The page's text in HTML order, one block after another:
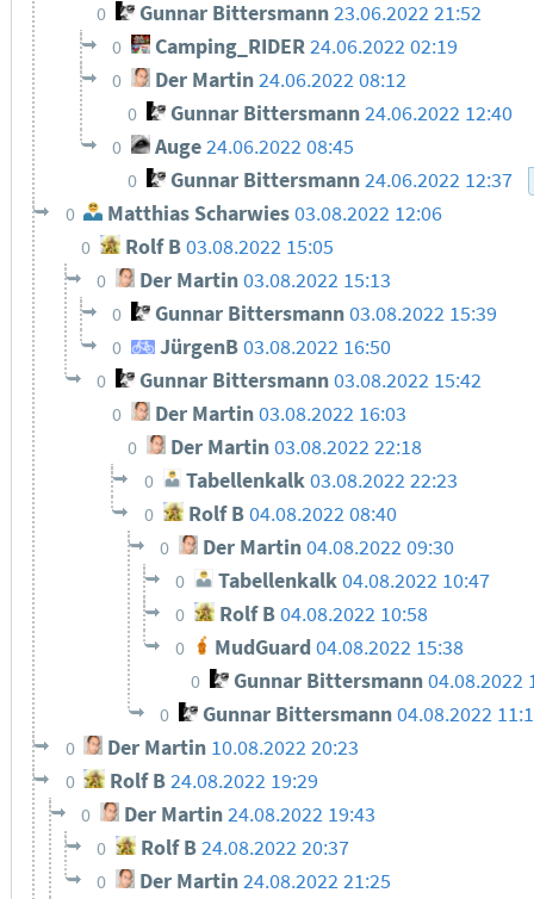
0 Gunnar Bittersmann23.06.2022 21:52
0 Camping_RIDER24.06.2022 02:19
0 Der Martin24.06.2022 08:12
0 Gunnar Bittersmann24.06.2022 12:40
0 Auge24.06.2022 08:45
0 Gunnar Bittersmann24.06.2022 12:37
0 Matthias Scharwies03.08.2022 12:06
0 Rolf B03.08.2022 15:05
0 Der Martin03.08.2022 15:13
0 Gunnar Bittersmann03.08.2022 15:39
0 JürgenB03.08.2022 16:50
0 Gunnar Bittersmann03.08.2022 15:42
0 Der Martin03.08.2022 16:03
0 Der Martin03.08.2022 22:18
0 Tabellenkalk03.08.2022 22:23
0 Rolf B04.08.2022 08:40
0 Der Martin 04.08.2022 09:30
0 Tabellenkalk04.08.2022 10:47
0 Rolf B 04.08.2022 10:58
0 MudGuard 04.08.2022 15:38
0 Gunnar Bittersmann04.08.2022
0 Gunnar Bittersmann 04.08.2022
0 Der Martin 10.08.2022 20:23
0 Rolf B24.08.2022 19:29
0 Der Martin 24.08.2022 19:43
0 Rolf B 24.08.2022 20:37
0 Der Martin24.08.2022 21:25